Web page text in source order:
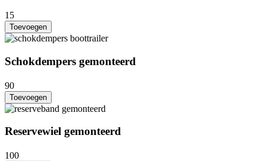
15
Toevoegen
Schokdempers gemonteerd
90
Toevoegen
Reservewiel gemonteerd
100